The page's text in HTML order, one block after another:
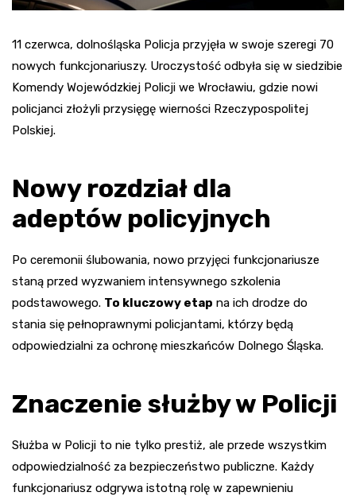
11 czerwca, dolnośląska Policja przyjęła w swoje szeregi 70
nowych funkcjonariuszy. Uroczystość odbyła się w siedzibie
Komendy Wojewódzkiej Policji we Wrocławiu, gdzie nowi
policjanci złożyli przysięgę wierności Rzeczypospolitej
Polskiej.
Nowy rozdział dla
adeptów policyjnych
Po ceremonii ślubowania, nowo przyjęci funkcjonariusze
staną przed wyzwaniem intensywnego szkolenia
podstawowego. To kluczowy etap na ich drodze do
stania się pełnoprawnymi policjantami, którzy będą
odpowiedzialni za ochronę mieszkańców Dolnego Śląska.
Znaczenie służby w Policji
Służba w Policji to nie tylko prestiż, ale przede wszystkim
odpowiedzialność za bezpieczeństwo publiczne. Każdy
funkcjonariusz odgrywa istotną rolę w zapewnieniu